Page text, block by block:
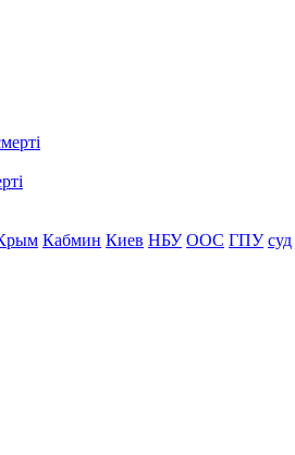
Кабмин Киев НБУ ООС ГПУ суд